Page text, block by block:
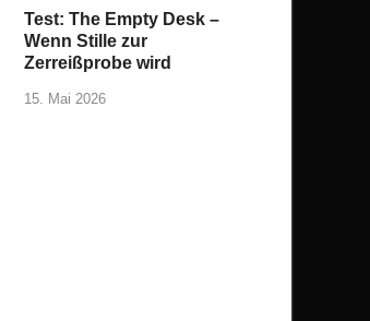
Test: The Empty Desk –
Wenn Stille zur
Zerreißprobe wird
15. Mai 2026